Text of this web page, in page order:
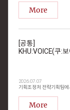
More
[공통]
KHU:VOICE(쿠:
2026.07.07
More